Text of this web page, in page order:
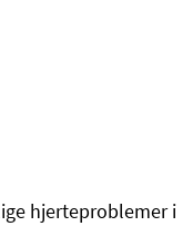
hjerteproblemer i